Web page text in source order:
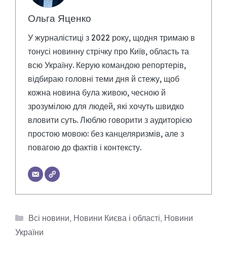
Ольга Яценко
У журналістиці з 2022 року, щодня тримаю в
тонусі новинну стрічку про Київ, область та
всю Україну. Керую командою репортерів,
відбираю головні теми дня й стежу, щоб
кожна новина була живою, чесною й
зрозумілою для людей, які хочуть швидко
вловити суть. Люблю говорити з аудиторією
простою мовою: без канцеляризмів, але з
повагою до фактів і контексту.
Категорії
Всі новини, Новини Києва і області, Новини
України